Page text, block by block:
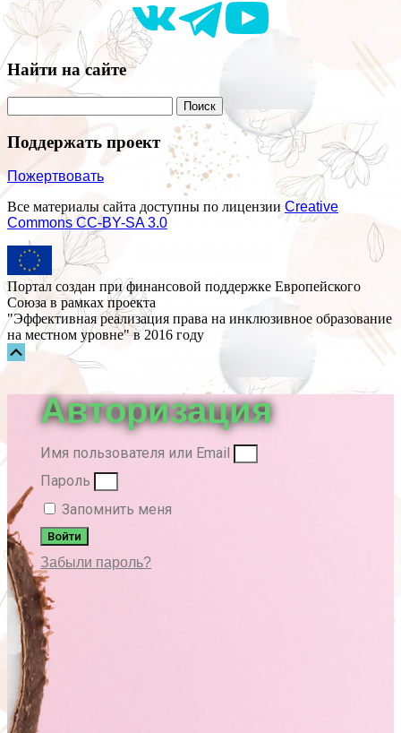
Найти на сайте
Поддержать проект
Пожертвовать
Все материалы сайта доступны по лицензииCreative
Commons СС-BY-SA 3.0
Портал создан при финансовой поддержке Европейского
Союза в рамках проекта
"Эффективная реализация права на инклюзивное образование
на местном уровне" в 2016 году
Прокрутка
Авторизация
Имя пользователя или Email
Пароль
Запомнить меня
Войти
Забыли пароль?